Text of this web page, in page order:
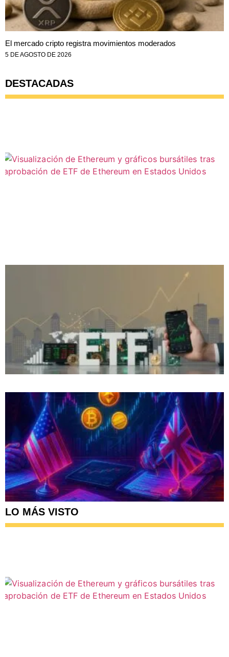
El mercado cripto registra movimientos moderados
5 DE AGOSTO DE 2026
DESTACADAS
LO MÁS VISTO